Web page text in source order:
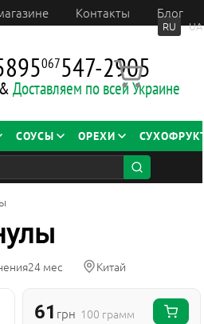
Контакты Блог
RU UA
067547-2905
&Доставляем по всей Украине
СОУСЫ ОРЕХИ
24 мес Китай
61 грн 100 грамм